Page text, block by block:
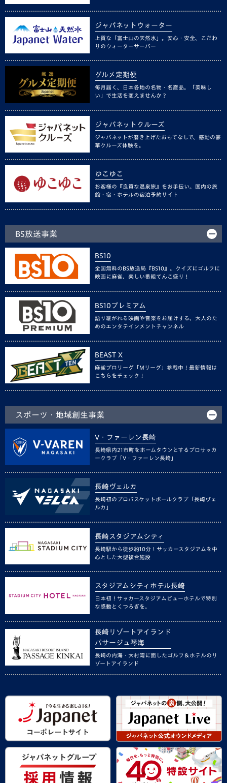
ジャパネットウォーター
上質な「富士山の天然水」。安心・安全、こだわ
りのウォーターサーバー
グルメ定期便
毎月届く、日本各地の名物・名産品。「美味し
い」で生活を変えませんか？
ジャパネットクルーズ
ジャパネットが磨き上げたおもてなしで、感動の豪
華クルーズ体験を。
ゆこゆこ
お客様の『良質な温泉旅』をお手伝い。国内の旅
館・宿・ホテルの宿泊予約サイト
BS放送事業
BS10
全国無料のBS放送局『BS10』。クイズにゴルフに
映画に麻雀、楽しい番組てんこ盛り！
BS10プレミアム
語り継がれる映画や音楽をお届けする、大人のた
めのエンタテインメントチャンネル
BEAST X
麻雀プロリーグ「Mリーグ」参戦中！最新情報は
こちらをチェック！
スポーツ・地域創生事業
V・ファーレン長崎
長崎県内21市町をホームタウンとするプロサッカ
ークラブ「V・ファーレン長崎」
長崎ヴェルカ
長崎初のプロバスケットボールクラブ「長崎ヴェ
ルカ」
長崎スタジアムシティ
長崎駅から徒歩約10分！サッカースタジアムを中
心とした大型複合施設
スタジアムシティホテル長崎
日本初！サッカースタジアムビューホテルで特別
な感動とくつろぎを。
長崎リゾートアイランド
パサージュ琴海
長崎の内海・大村湾に面したゴルフ＆ホテルのリ
ゾートアイランド